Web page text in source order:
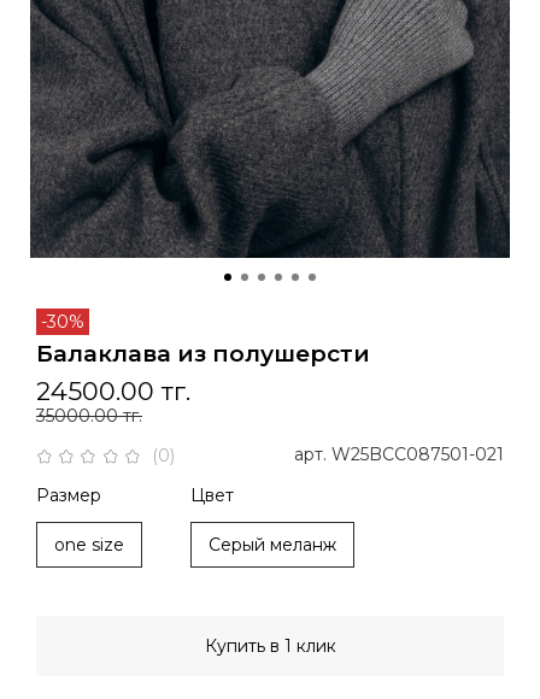
-30%
(0) арт. W25BCC087501-021
Балаклава из полушерсти
24500.00 тг.
35000.00 тг.
Купить в 1 клик
Размер
one size
Цвет
Серый меланж